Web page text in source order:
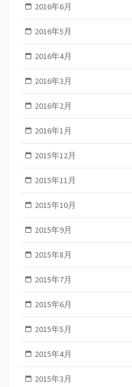
2016年6月
2016年5月
2016年4月
2016年3月
2016年2月
2016年1月
2015年12月
2015年11月
2015年10月
2015年9月
2015年8月
2015年7月
2015年6月
2015年5月
2015年4月
2015年3月